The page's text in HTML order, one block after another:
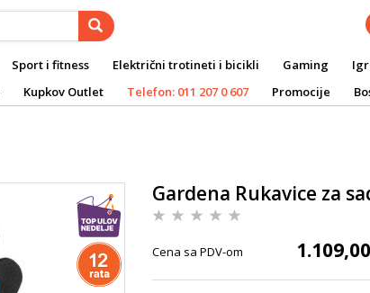
Sport i fitness Električni trotineti i bicikli Gaming
Kupkov Outlet Telefon: 011 207 0 607 Promocije
Gardena Rukavice za
Cena sa PDV-om